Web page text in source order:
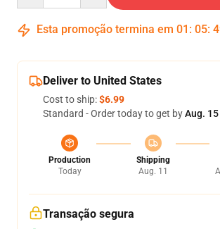
Esta promoção termina em 01 : 05:
Deliver to United States
Cost to ship:$6.99
Standard - Order today to get byAug.
Production
Today
Shipping
Aug. 11
Transação segura